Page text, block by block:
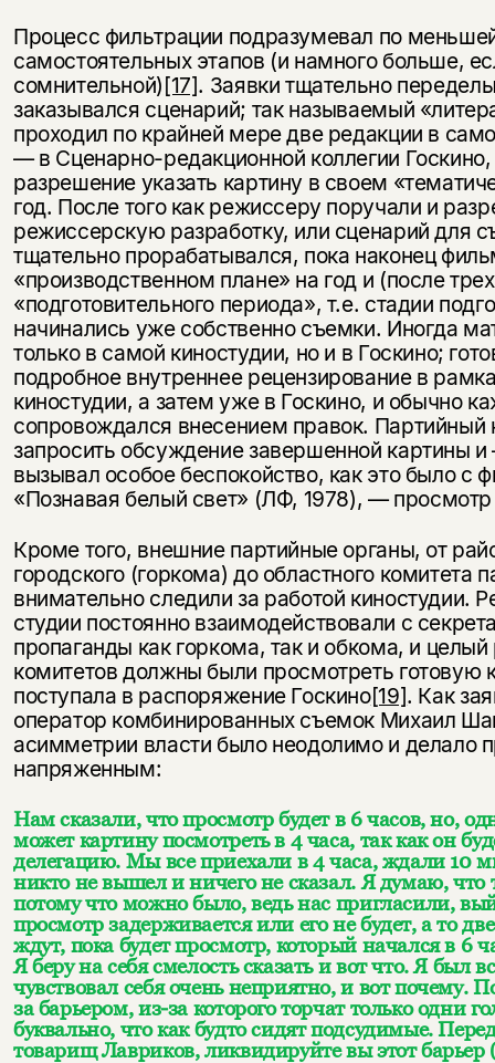
Процесс фильтрации подразумевал по
самостоятельных этапов (и намного больше,
сомнительной)[17]. Заявки тщательно
заказывался сценарий; так называемый
проходил по крайней мере две редакции в
— в Сценарно-редакционной коллегии Госкино,
разрешение указать картину в своем
год. После того как режиссеру поручали и
режиссерскую разработку, или сценарий для
тщательно прорабатывался, пока наконец
«производственном плане» на год и (после
«подготовительного периода», т.е. стадии
начинались уже собственно съемки. Иногда
только в самой киностудии, но и в Госкино;
подробное внутреннее рецензирование в
киностудии, а затем уже в Госкино, и обычно
сопровождался внесением правок. Партийный
запросить обсуждение завершенной картины
вызывал особое беспокойство, как это было
«Познавая белый свет» (ЛФ, 1978), —
Кроме того, внешние партийные органы, от
городского (горкома) до областного комитета
внимательно следили за работой киностудии.
студии постоянно взаимодействовали с
пропаганды как горкома, так и обкома, и
комитетов должны были просмотреть готовую
поступала в распоряжение Госкино[19]. Как
оператор комбинированных съемок Михаил
асимметрии власти было неодолимо и делало
напряженным:
Нам сказали, что просмотр будет в 6 часов, но,
может картину посмотреть в 4 часа, так как он
делегацию. Мы все приехали в 4 часа, ждали 10
никто не вышел и ничего не сказал. Я думаю, что
потому что можно было, ведь нас пригласили,
просмотр задерживается или его не будет, а то
ждут, пока будет просмотр, который начался в 6
Я беру на себя смелость сказать и вот что. Я был
чувствовал себя очень неприятно, и вот почему.
за барьером, из-за которого торчат только одни
буквально, что как будто сидят подсудимые.
товарищ Лавриков, ликвидируйте вы этот барьер